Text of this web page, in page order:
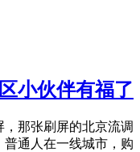
小伙伴有福了
那张刷屏的北京流调
通人在一线城市，购